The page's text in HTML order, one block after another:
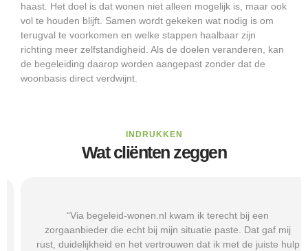
haast. Het doel is dat wonen niet alleen mogelijk is, maar ook
vol te houden blijft. Samen wordt gekeken wat nodig is om
terugval te voorkomen en welke stappen haalbaar zijn
richting meer zelfstandigheid. Als de doelen veranderen, kan
de begeleiding daarop worden aangepast zonder dat de
woonbasis direct verdwijnt.
INDRUKKEN
Wat cliënten zeggen
“Via begeleid-wonen.nl kwam ik terecht bij een
zorgaanbieder die echt bij mijn situatie paste. Dat gaf mij
rust, duidelijkheid en het vertrouwen dat ik met de juiste hulp